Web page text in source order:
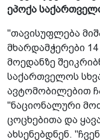
ეპოქა
"თავისუფლება
მხარდამჭერები
მოედანზე
საქართველოს
ავტომობილებით
"ნაციონალური
ცოცხებითა და
ახსენებდნენ.